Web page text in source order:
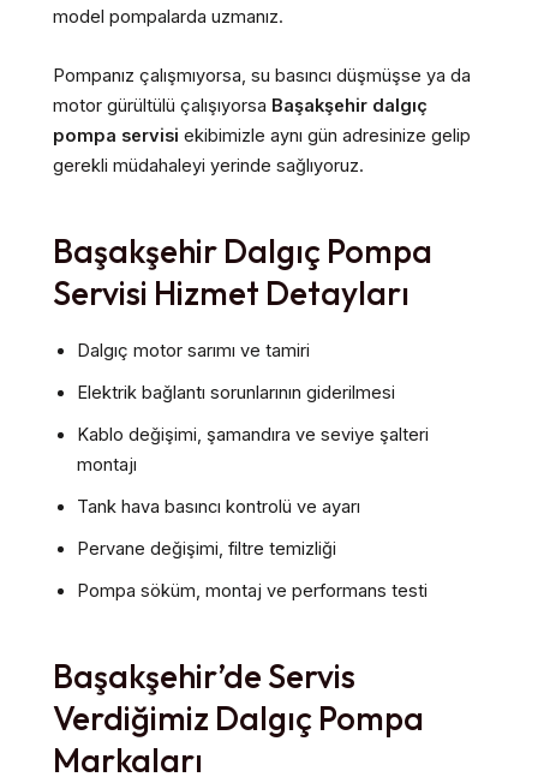
model pompalarda uzmanız.
Pompanız çalışmıyorsa, su basıncı düşmüşse ya da
motor gürültülü çalışıyorsa Başakşehir dalgıç
pompa servisi ekibimizle aynı gün adresinize gelip
gerekli müdahaleyi yerinde sağlıyoruz.
Başakşehir Dalgıç Pompa
Servisi Hizmet Detayları
Dalgıç motor sarımı ve tamiri
Elektrik bağlantı sorunlarının giderilmesi
Kablo değişimi, şamandıra ve seviye şalteri
montajı
Tank hava basıncı kontrolü ve ayarı
Pervane değişimi, filtre temizliği
Pompa söküm, montaj ve performans testi
Başakşehir’de Servis
Verdiğimiz Dalgıç Pompa
Markaları